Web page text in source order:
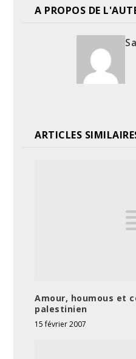
A PROPOS DE
ARTICLES
Amour, houmous et
palestinien
15 février 2007